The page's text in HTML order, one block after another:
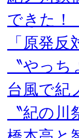
できた！
「原発
〝やっ
台風で紀
〝紀の